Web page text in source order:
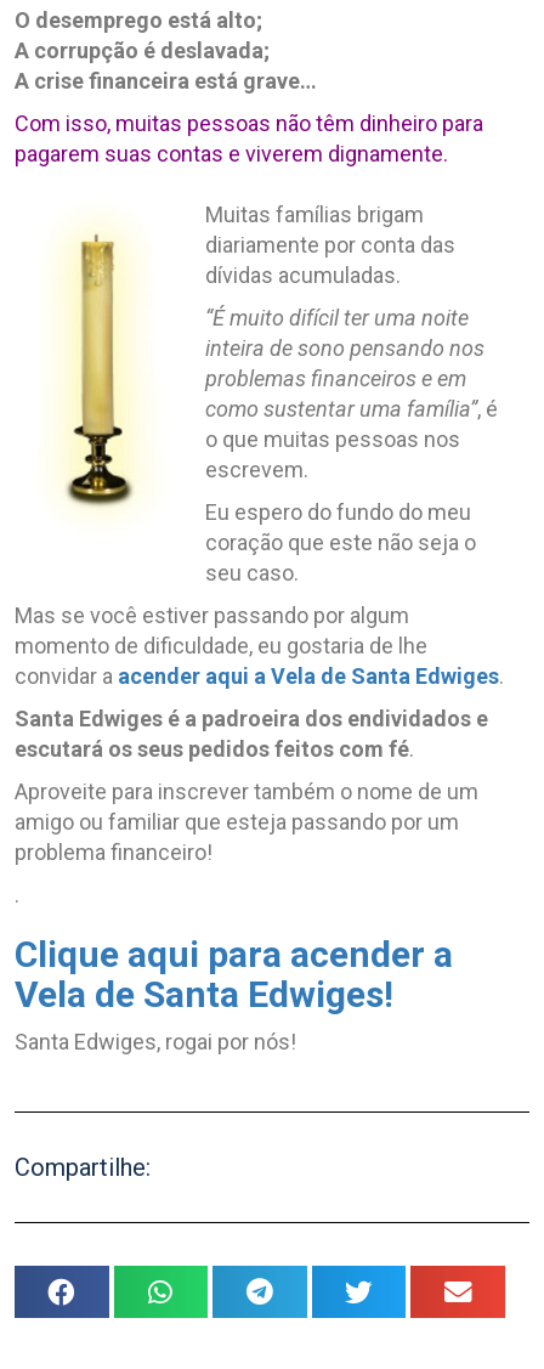
O desemprego está alto;
A corrupção é deslavada;
A crise financeira está grave…
Com isso, muitas pessoas não têm dinheiro para
pagarem suas contas e viverem dignamente.
Muitas famílias brigam
diariamente por conta das
dívidas acumuladas.
“É muito difícil ter uma noite
inteira de sono pensando nos
problemas financeiros e em
como sustentar uma família”, é
o que muitas pessoas nos
escrevem.
Eu espero do fundo do meu
coração que este não seja o
seu caso.
Mas se você estiver passando por algum
momento de dificuldade, eu gostaria de lhe
convidar a acender aqui a Vela de Santa Edwiges.
Santa Edwiges é a padroeira dos endividados e
escutará os seus pedidos feitos com fé.
Aproveite para inscrever também o nome de um
amigo ou familiar que esteja passando por um
problema financeiro!
.
Clique aqui para acender a
Vela de Santa Edwiges!
Santa Edwiges, rogai por nós!
Compartilhe: